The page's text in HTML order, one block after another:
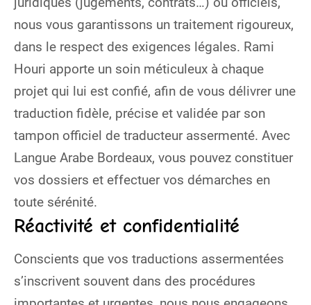
nous vous garantissons un traitement rigoureux,
dans le respect des exigences légales. Rami
Houri apporte un soin méticuleux à chaque
projet qui lui est confié, afin de vous délivrer une
traduction fidèle, précise et validée par son
tampon officiel de traducteur assermenté. Avec
Langue Arabe Bordeaux, vous pouvez constituer
vos dossiers et effectuer vos démarches en
toute sérénité.
Réactivité et confidentialité
Conscients que vos traductions assermentées
s’inscrivent souvent dans des procédures